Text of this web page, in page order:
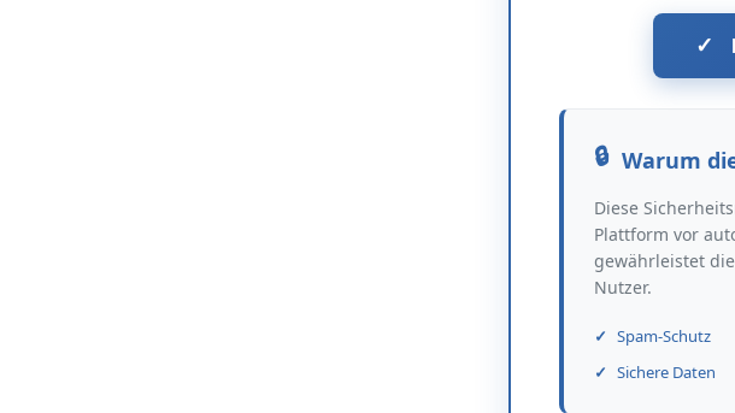
✓
Warum
Diese
Plattform vor
gewährleistet
Nutzer.
Spam-Schutz
Sichere Daten